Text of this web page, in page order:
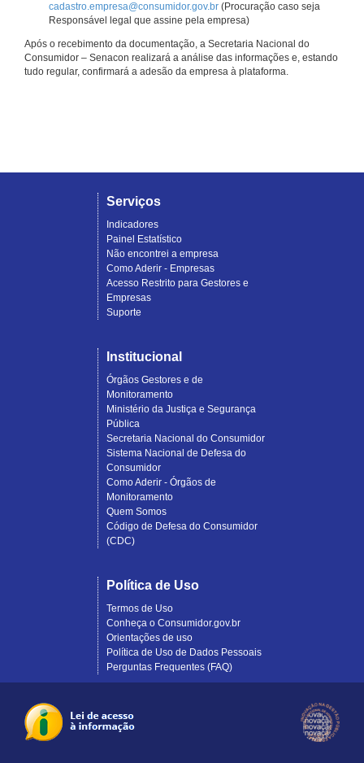
cadastro.empresa@consumidor.gov.br (Procuração caso seja
Responsável legal que assine pela empresa)
Após o recebimento da documentação, a Secretaria Nacional do
Consumidor – Senacon realizará a análise das informações e, estando
tudo regular, confirmará a adesão da empresa à plataforma.
Serviços
Indicadores
Painel Estatístico
Não encontrei a empresa
Como Aderir - Empresas
Acesso Restrito para Gestores e
Empresas
Suporte
Institucional
Órgãos Gestores e de
Monitoramento
Ministério da Justiça e Segurança
Pública
Secretaria Nacional do Consumidor
Sistema Nacional de Defesa do
Consumidor
Como Aderir - Órgãos de
Monitoramento
Quem Somos
Código de Defesa do Consumidor
(CDC)
Política de Uso
Termos de Uso
Conheça o Consumidor.gov.br
Orientações de uso
Política de Uso de Dados Pessoais
Perguntas Frequentes (FAQ)